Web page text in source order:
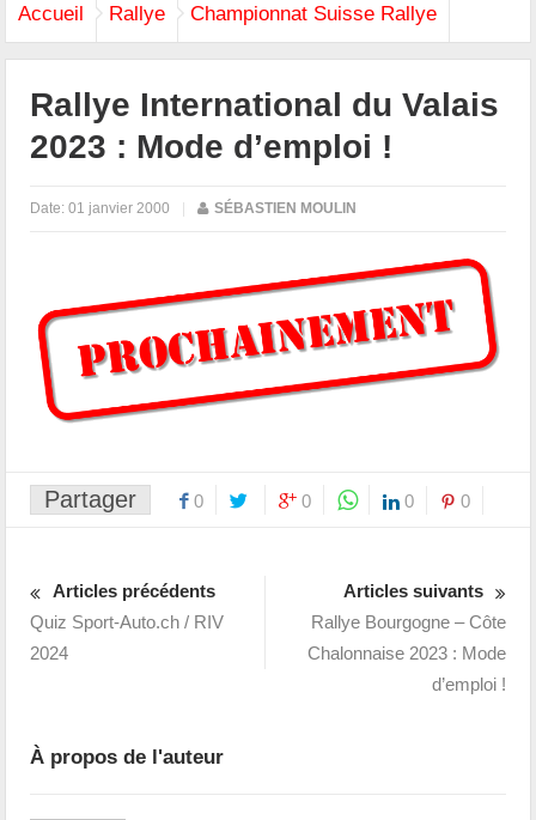
Accueil Rallye Championnat Suisse Rallye
Rallye International du Valais
2023 : Mode d’emploi !
Date:01 janvier 2000 | SÉBASTIEN MOULIN
Partager 0 0 0 0
Articles précédents
Quiz Sport-Auto.ch / RIV
2024
Articles suivants
Rallye Bourgogne – Côte
Chalonnaise 2023 : Mode
d’emploi !
À propos de l'auteur